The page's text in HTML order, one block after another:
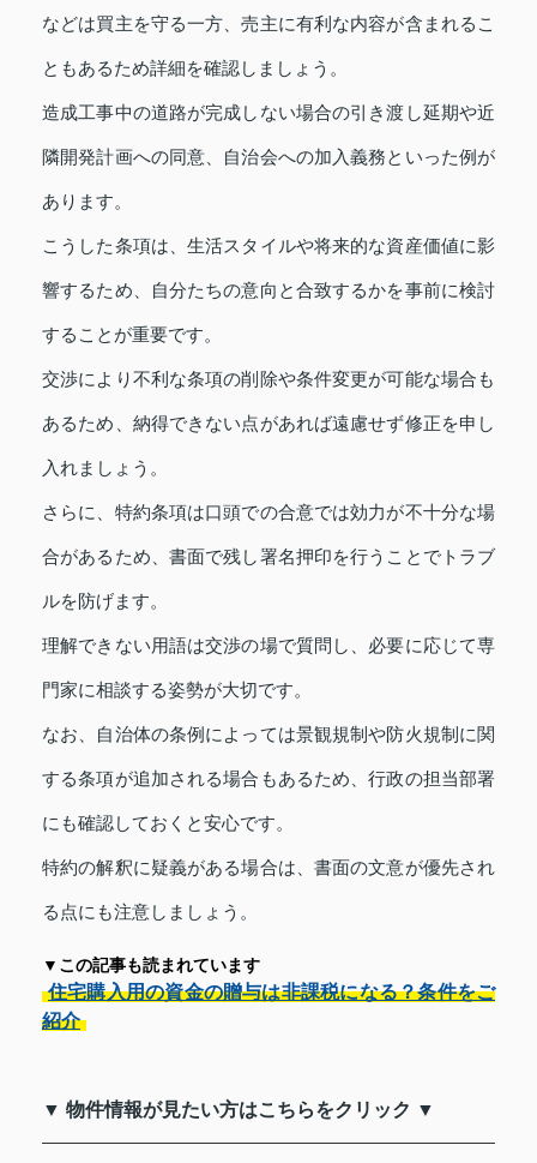
などは買主を守る一方、売主に有利な内容が含まれるこ
ともあるため詳細を確認しましょう。
造成工事中の道路が完成しない場合の引き渡し延期や近
隣開発計画への同意、自治会への加入義務といった例が
あります。
こうした条項は、生活スタイルや将来的な資産価値に影
響するため、自分たちの意向と合致するかを事前に検討
することが重要です。
交渉により不利な条項の削除や条件変更が可能な場合も
あるため、納得できない点があれば遠慮せず修正を申し
入れましょう。
さらに、特約条項は口頭での合意では効力が不十分な場
合があるため、書面で残し署名押印を行うことでトラブ
ルを防げます。
理解できない用語は交渉の場で質問し、必要に応じて専
門家に相談する姿勢が大切です。
なお、自治体の条例によっては景観規制や防火規制に関
する条項が追加される場合もあるため、行政の担当部署
にも確認しておくと安心です。
特約の解釈に疑義がある場合は、書面の文意が優先され
る点にも注意しましょう。
▼この記事も読まれています
住宅購入用の資金の贈与は非課税になる？条件をご
紹介
▼ 物件情報が見たい方はこちらをクリック ▼